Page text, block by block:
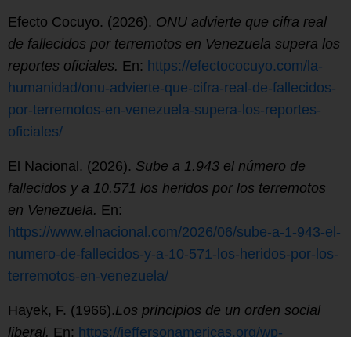
Efecto Cocuyo. (2026). ONU advierte que cifra real
de fallecidos por terremotos en Venezuela supera los
reportes oficiales. En: https://efectococuyo.com/la-
humanidad/onu-advierte-que-cifra-real-de-fallecidos-
por-terremotos-en-venezuela-supera-los-reportes-
oficiales/
El Nacional. (2026). Sube a 1.943 el número de
fallecidos y a 10.571 los heridos por los terremotos
en Venezuela. En:
https://www.elnacional.com/2026/06/sube-a-1-943-el-
numero-de-fallecidos-y-a-10-571-los-heridos-por-los-
terremotos-en-venezuela/
Hayek, F. (1966).Los principios de un orden social
liberal. En: https://jeffersonamericas.org/wp-